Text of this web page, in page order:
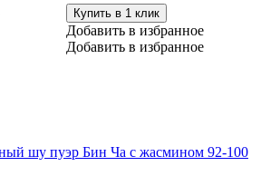
Купить в 1 клик
Добавить в избранное
Добавить в избранное
шу пуэр Бин Ча с жасмином 92-100